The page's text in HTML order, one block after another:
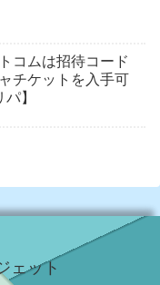
コムは招待コード
チケットを入手可
】
ェット